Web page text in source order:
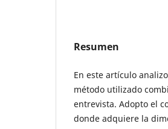
Resumen
En este artículo
método utilizado
entrevista. Adopto el
donde adquiere la